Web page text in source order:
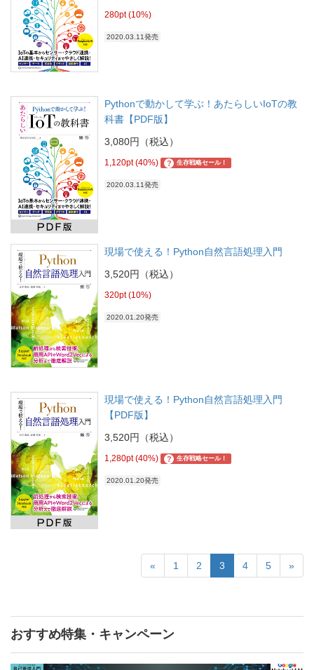
280pt (10%)
2020.03.11発売
Pythonで動かして学ぶ！あたらしいIoTの教
科書【PDF版】
3,080円（税込）
1,120pt (40%) ? 生存戦略セール！
2020.03.11発売
現場で使える！Python自然言語処理入門
3,520円（税込）
320pt (10%)
2020.01.20発売
現場で使える！Python自然言語処理入門
【PDF版】
3,520円（税込）
1,280pt (40%) ? 生存戦略セール！
2020.01.20発売
« 1 2 3 4 5 »
おすすめ特集・キャンペーン